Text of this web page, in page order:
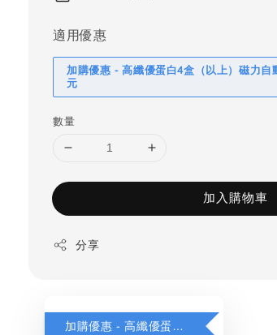
適用優惠
加購優惠 - 高纖優蛋白4盒（以上）磁力自
元
數量
加入購物車
分享
加購優惠 - 高纖優蛋白4盒（以上）磁力自動攪拌馬克杯 現省200元